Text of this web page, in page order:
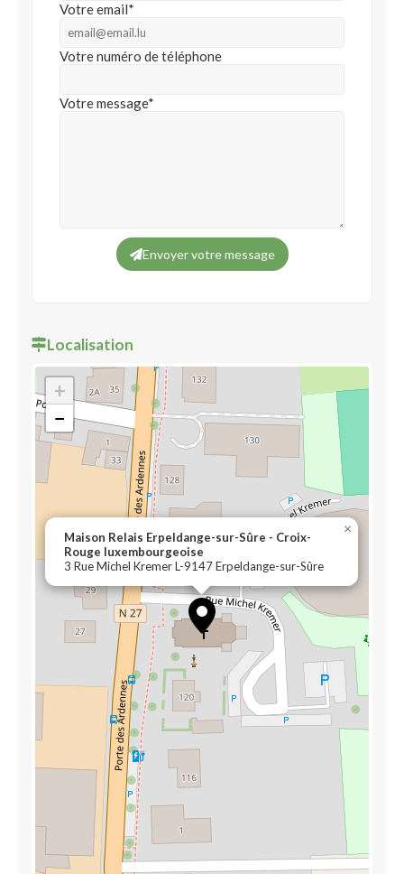
Votre email*
Votre numéro de téléphone
Votre message*
Envoyer votre message
Localisation
Maison Relais Erpeldange-sur-Sûre - Croix-
Rouge luxembourgeoise
3 Rue Michel Kremer L-9147 Erpeldange-sur-Sûre
×
+
−